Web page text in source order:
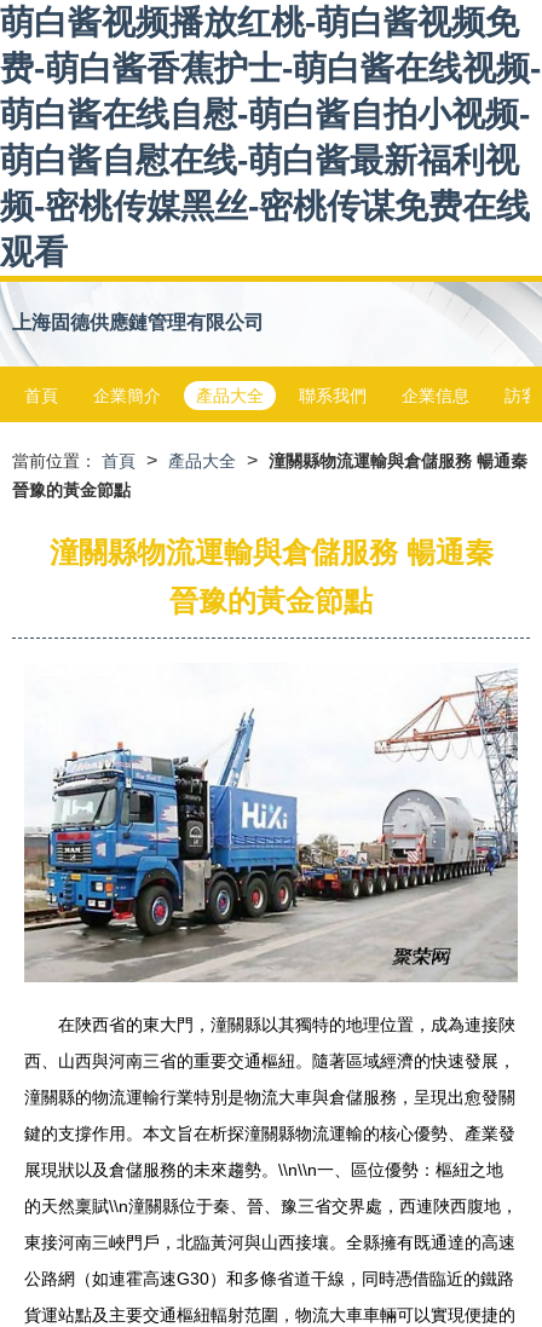
萌白酱视频播放红桃-萌白酱视频免
费-萌白酱香蕉护士-萌白酱在线视频-
萌白酱在线自慰-萌白酱自拍小视频-
萌白酱自慰在线-萌白酱最新福利视
频-密桃传媒黑丝-密桃传谋免费在线
观看
上海固德供應鏈管理有限公司
首頁 企業簡介 產品大全 聯系我們 企業信息 訪客
當前位置： 首頁 > 產品大全 > 潼關縣物流運輸與倉儲服務 暢通秦
晉豫的黃金節點
潼關縣物流運輸與倉儲服務 暢通秦
晉豫的黃金節點
在陜西省的東大門，潼關縣以其獨特的地理位置，成為連接陜
西、山西與河南三省的重要交通樞紐。隨著區域經濟的快速發展，
潼關縣的物流運輸行業特別是物流大車與倉儲服務，呈現出愈發關
鍵的支撐作用。本文旨在析探潼關縣物流運輸的核心優勢、產業發
展現狀以及倉儲服務的未來趨勢。\\n\\n一、區位優勢：樞紐之地
的天然稟賦\\n潼關縣位于秦、晉、豫三省交界處，西連陜西腹地，
東接河南三峽門戶，北臨黃河與山西接壤。全縣擁有既通達的高速
公路網（如連霍高速G30）和多條省道干線，同時憑借臨近的鐵路
貨運站點及主要交通樞紐輻射范圍，物流大車車輛可以實現便捷的